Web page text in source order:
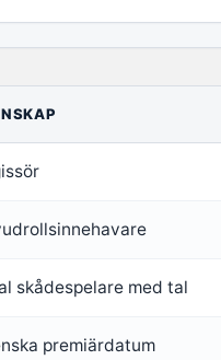
skådespelare med tal
premiärdatum